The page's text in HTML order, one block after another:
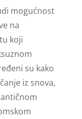
mogućnost
na
koji
su kako
iz snova,